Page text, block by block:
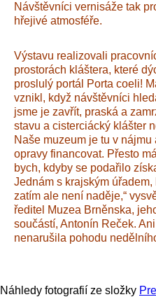
Návštěvníci vernisáže tak
hřejivé atmosféře.
Výstavu realizovali
prostorách kláštera, které
proslulý portál Porta coeli!
vznikl, když návštěvníci
jsme je zavřít, praská a
stavu a cisterciácký klášter
Naše muzeum je tu v
opravy financovat. Přesto
bych, kdyby se podařilo
Jednám s krajským
zatím ale není naděje,“
ředitel Muzea Brněnska,
součástí, Antonín Reček.
nenarušila pohodu
Náhledy fotografií ze složky